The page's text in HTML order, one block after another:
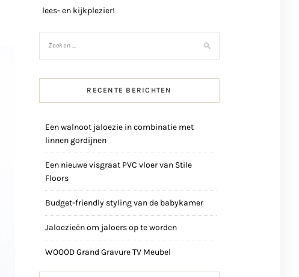
lees- en kijkplezier!
RECENTE BERICHTEN
Een walnoot jaloezie in combinatie met
linnen gordijnen
Een nieuwe visgraat PVC vloer van Stile
Floors
Budget-friendly styling van de babykamer
Jaloezieën om jaloers op te worden
WOOOD Grand Gravure TV Meubel